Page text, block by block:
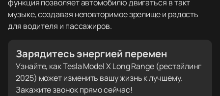
функция позволяет автомобилю двигаться в такт
музыке, создавая неповторимое зрелище и радость
для водителя и пассажиров.
Зарядитесь энергией перемен
Узнайте, как Tesla Model X Long Range (рестайлинг
2025) может изменить вашу жизнь к лучшему.
Закажите звонок прямо сейчас!